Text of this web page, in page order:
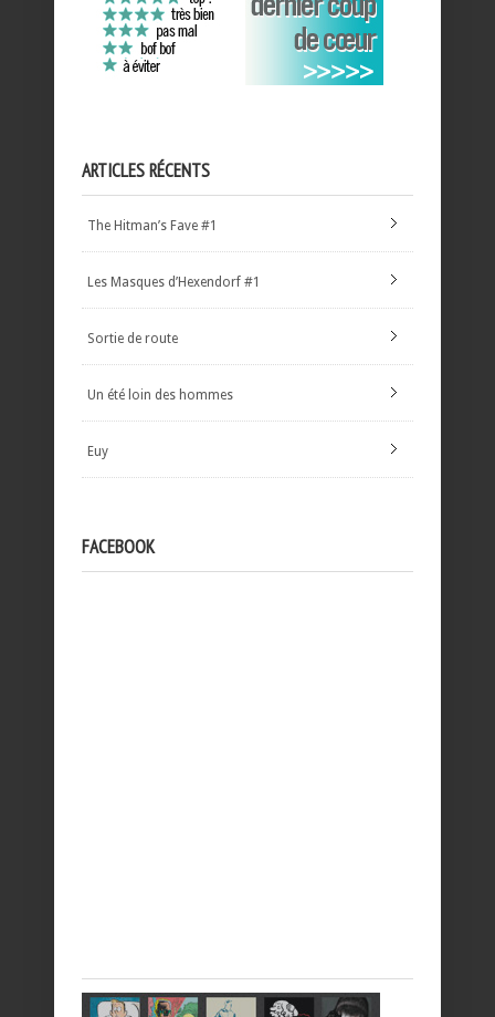
ARTICLES RÉCENTS
The Hitman’s Fave #1
Les Masques d’Hexendorf #1
Sortie de route
Un été loin des hommes
Euy
FACEBOOK